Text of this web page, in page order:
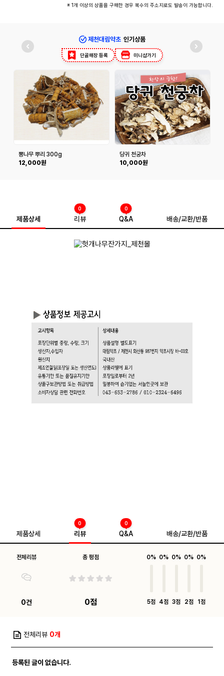
※ 1개 이상의 상품을 구매한 경우 복수의 주소지로도 발송이 가능합니다.
제천대림약초 인기상품
단골매장 등록 미니샵가기
뽕나무 뿌리 300g
12,000원
당귀 천궁차
10,000원
제품상세 리뷰
0
Q&A
0
배송/교환/반품
제품상세 리뷰
0
Q&A
0
배송/교환/반품
전체리뷰
0건
총 평점
0점
0%
5점
0%
4점
0%
3점
0%
2점
0%
1점
전체리뷰 0개
등록된 글이 없습니다.